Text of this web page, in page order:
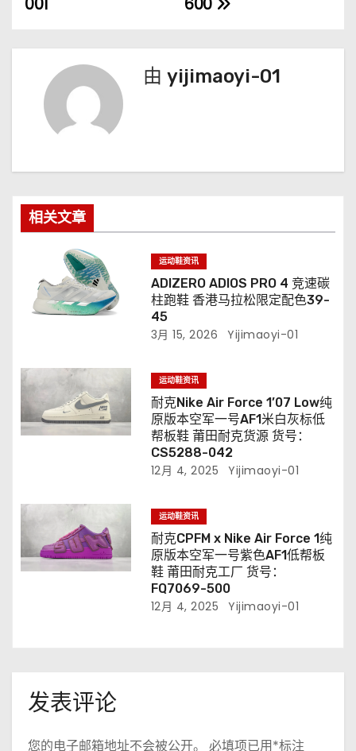
由 yijimaoyi-01
相关文章
运动鞋资讯
ADIZERO ADIOS PRO 4 竞速碳
柱跑鞋 香港马拉松限定配色39-
45
3月 15, 2026 Yijimaoyi-01
运动鞋资讯
耐克Nike Air Force 1’07 Low纯
原版本空军一号AF1米白灰标低
帮板鞋 莆田耐克货源 货号：
CS5288-042
12月 4, 2025 Yijimaoyi-01
运动鞋资讯
耐克CPFM x Nike Air Force 1纯
原版本空军一号紫色AF1低帮板
鞋 莆田耐克工厂 货号：
FQ7069-500
12月 4, 2025 Yijimaoyi-01
发表评论
您的电子邮箱地址不会被公开。 必填项已用*标注